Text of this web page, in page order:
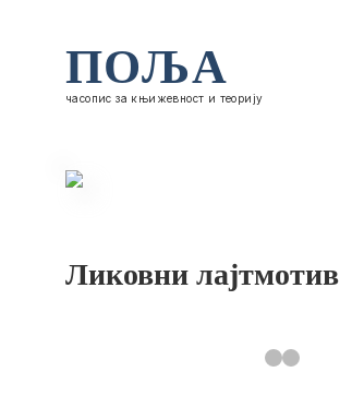
ПОЉА
часопис за књижевност и теорију
Ликовни лајтмотив